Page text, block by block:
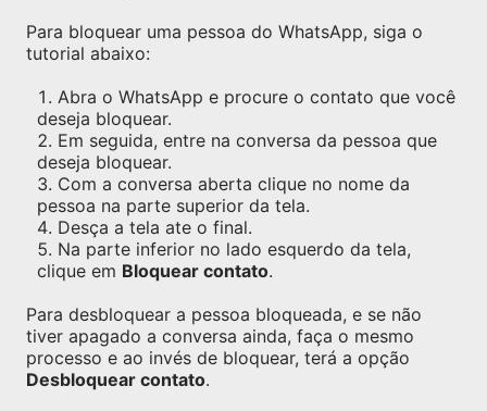
Para bloquear uma pessoa do WhatsApp, siga o
tutorial abaixo:
Abra o WhatsApp e procure o contato que você
deseja bloquear.
Em seguida, entre na conversa da pessoa que
deseja bloquear.
Com a conversa aberta clique no nome da
pessoa na parte superior da tela.
Desça a tela ate o final.
Na parte inferior no lado esquerdo da tela,
clique em Bloquear contato.
Para desbloquear a pessoa bloqueada, e se não
tiver apagado a conversa ainda, faça o mesmo
processo e ao invés de bloquear, terá a opção
Desbloquear contato.